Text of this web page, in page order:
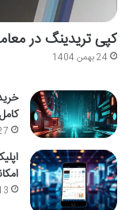
کپی تریدینگ در
24 بهمن 1404
کامل
27 آذر
13 آذر